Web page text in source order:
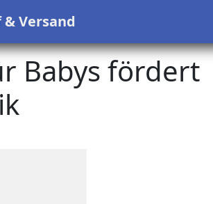
Versand
Babys fördert